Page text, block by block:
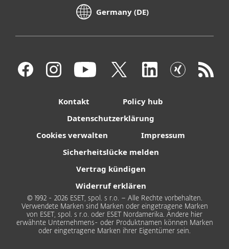
Germany (DE)
Kontakt
Policy hub
Datenschutzerklärung
Cookies verwalten
Impressum
Sicherheitslücke melden
Vertrag kündigen
Widerruf erklären
© 1992 - 2026 ESET, spol. s r.o. – Alle Rechte vorbehalten.
Verwendete Marken sind Marken oder eingetragene Marken
von ESET, spol. s r.o. oder ESET Nordamerika. Andere hier
erwähnte Unternehmens- oder Produktnamen können Marken
oder eingetragene Marken ihrer Eigentümer sein.